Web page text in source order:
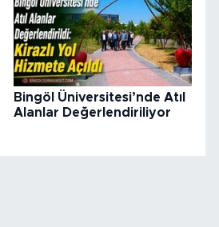
Bingöl Üniversitesi’nde Atıl
Alanlar Değerlendiriliyor